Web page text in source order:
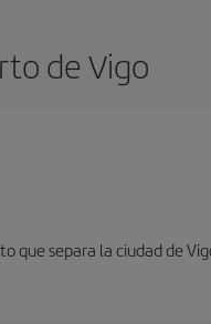
de Vigo
que separa la ciudad de